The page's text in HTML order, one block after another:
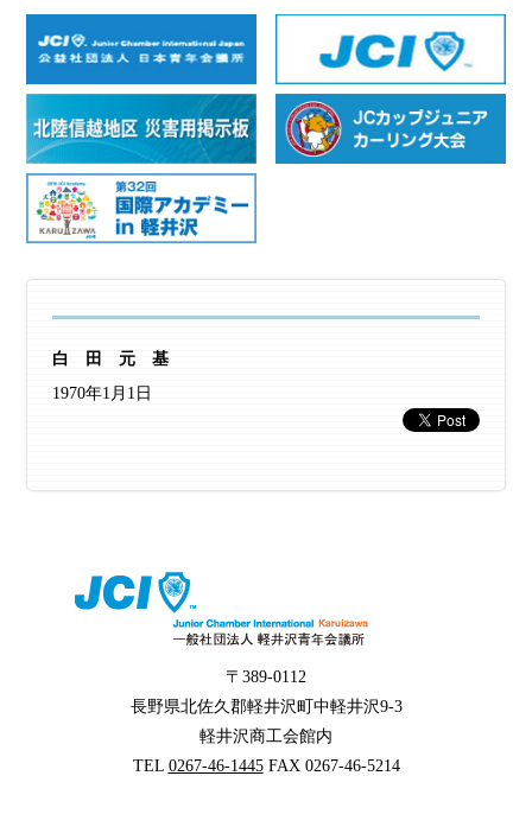
白 田 元 基
1970年1月1日
〒389-0112
長野県北佐久郡軽井沢町中軽井沢9-3
軽井沢商工会館内
TEL 0267-46-1445FAX 0267-46-5214